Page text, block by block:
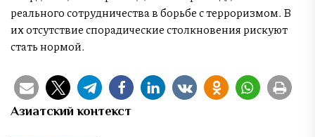
реального сотрудничества в борьбе с терроризмом. В
их отсутствие спорадические столкновения рискуют
стать нормой.
Азиатский контекст